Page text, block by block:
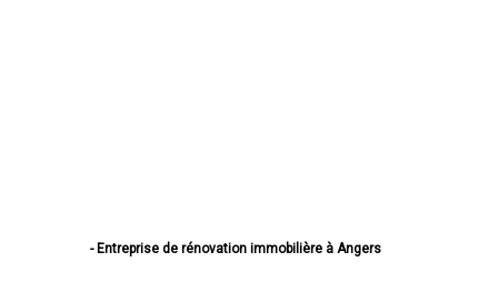
- Entreprise de rénovation immobilière à Angers